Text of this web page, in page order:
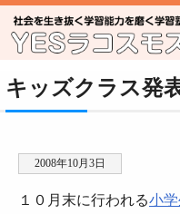
キッズクラス発
2008年10月3日
１０月末に行われる小